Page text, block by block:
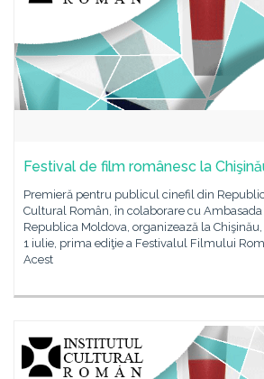
Festival de film românesc la
Premieră pentru publicul cinefil din
Cultural Român, în colaborare cu
Republica Moldova, organizează la
1 iulie, prima ediţie a Festivalul Filmului
Acest